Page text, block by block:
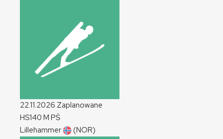
22.11.2026 Zaplanowane
HS140 M PŚ
Lillehammer
(NOR)